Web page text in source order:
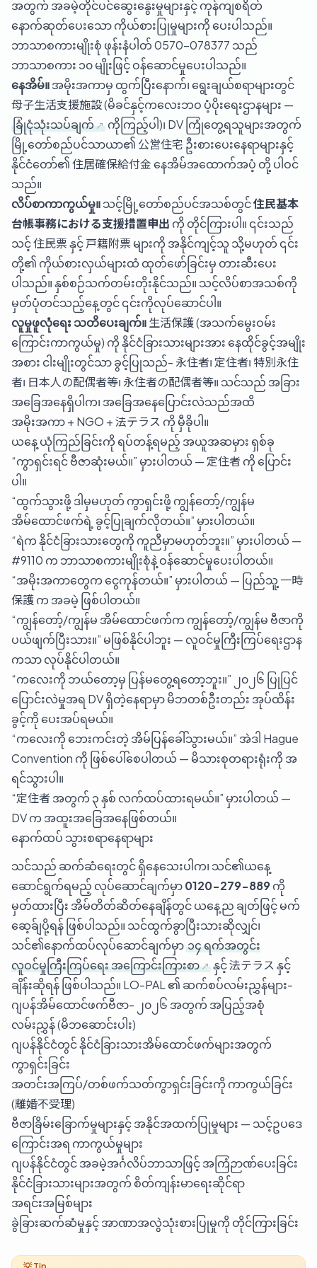
အတွက် အခမဲ့တိုင်ပင်ဆွေးနွေးမှုများနှင့် ကုန်ကျစရိတ်
နောက်ဆုတ်ပေးသော ကိုယ်စားပြုမှုများကို ပေးပါသည်။
ဘာသာစကားမျိုးစုံ ဖုန်းနံပါတ်0570-078377 သည်
ဘာသာစကား ၁၀ မျိုးဖြင့် ဝန်ဆောင်မှုပေးပါသည်။
နေအိမ်။အမိုးအကာမှ ထွက်ပြီးနောက်၊ ရွေးချယ်စရာများတွင်
母子生活支援施設 (မိခင်နှင့်ကလေးဘဝ ပံ့ပိုးရေးဌာနများ —
ခြုံငုံသုံးသပ်ချက်
ကိုကြည့်ပါ)၊ DV ကြုံတွေ့ရသူများအတွက်
မြို့တော်စည်ပင်သာယာ၏ 公営住宅 ဦးစားပေးနေရာများနှင့်
နိုင်ငံတော်၏住居確保給付金 နေအိမ်အထောက်အပံ့ တို့ ပါဝင်
သည်။
လိပ်စာကာကွယ်မှု။သင့်မြို့တော်စည်ပင်အသစ်တွင်住民基本
台帳事務における支援措置申出 ကို တိုင်ကြားပါ။ ၎င်းသည်
သင့် 住民票 နှင့် 戸籍附票 များကို အနိုင်ကျင့်သူ သို့မဟုတ် ၎င်း
တို့၏ ကိုယ်စားလှယ်များထံ ထုတ်ဖော်ခြင်းမှ တားဆီးပေး
ပါသည်။ နှစ်စဉ်သက်တမ်းတိုးနိုင်သည်။ သင့်လိပ်စာအသစ်ကို
မှတ်ပုံတင်သည့်နေ့တွင် ၎င်းကိုလုပ်ဆောင်ပါ။
လူမှုဖူလုံရေး သတိပေးချက်။生活保護 (အသက်မွေးဝမ်း
ကြောင်းကာကွယ်မှု) ကို နိုင်ငံခြားသားများအား နေထိုင်ခွင့်အမျိုး
အစား ငါးမျိုးတွင်သာ ခွင့်ပြုသည်- 永住者၊ 定住者၊ 特別永住
者၊ 日本人の配偶者等၊ 永住者の配偶者等။ သင်သည် အခြား
အခြေအနေရှိပါက၊ အခြေအနေပြောင်းလဲသည်အထိ
အမိုးအကာ + NGO + 法テラス ကို မှီခိုပါ။
ယနေ့ ယုံကြည်ခြင်းကို ရပ်တန့်ရမည့် အယူအဆမှား ရှစ်ခု
“ကွာရှင်းရင် ဗီဇာဆုံးမယ်။” မှားပါတယ် — 定住者 ကို ပြောင်း
ပါ။
“ထွက်သွားဖို့ ဒါမှမဟုတ် ကွာရှင်းဖို့ ကျွန်တော့်/ကျွန်မ
အိမ်ထောင်ဖက်ရဲ့ ခွင့်ပြုချက်လိုတယ်။” မှားပါတယ်။
“ရဲက နိုင်ငံခြားသားတွေကို ကူညီမှာမဟုတ်ဘူး။” မှားပါတယ် —
#9110 က ဘာသာစကားမျိုးစုံနဲ့ ဝန်ဆောင်မှုပေးပါတယ်။
“အမိုးအကာတွေက ငွေကုန်တယ်။” မှားပါတယ် — ပြည်သူ့ 一時
保護 က အခမဲ့ ဖြစ်ပါတယ်။
“ကျွန်တော့်/ကျွန်မ အိမ်ထောင်ဖက်က ကျွန်တော့်/ကျွန်မ ဗီဇာကို
ပယ်ဖျက်ပြီးသား။” မဖြစ်နိုင်ပါဘူး — လူဝင်မှုကြီးကြပ်ရေးဌာန
ကသာ လုပ်နိုင်ပါတယ်။
“ကလေးကို ဘယ်တော့မှ ပြန်မတွေ့ရတော့ဘူး။” ၂၀၂၆ ပြုပြင်
ပြောင်းလဲမှုအရ DV ရှိတဲ့နေရာမှာ မိဘတစ်ဦးတည်း အုပ်ထိန်း
ခွင့်ကို ပေးအပ်ရမယ်။
“ကလေးကို ဘေးကင်းတဲ့ အိမ်ပြန်ခေါ်သွားမယ်။” အဲဒါ Hague
Convention ကို ဖြစ်ပေါ်စေပါတယ် — မိသားစုတရားရုံးကို အ
ရင်သွားပါ။
“定住者 အတွက် ၃ နှစ် လက်ထပ်ထားရမယ်။” မှားပါတယ် —
DV က အထူးအခြေအနေဖြစ်တယ်။
နောက်ထပ် သွားစရာနေရာများ
သင်သည် ဆက်ဆံရေးတွင် ရှိနေသေးပါက၊ သင်၏ယနေ့
ဆောင်ရွက်ရမည့် လုပ်ဆောင်ချက်မှာ0120-279-889ကို
မှတ်ထားပြီး အိမ်တိတ်ဆိတ်နေချိန်တွင် ယနေ့ည ချတ်ဖြင့် မက်
ဆေ့ခ်ျပို့ရန် ဖြစ်ပါသည်။ သင်ထွက်ခွာပြီးသားဆိုလျှင်၊
သင်၏နောက်ထပ်လုပ်ဆောင်ချက်မှာ ၁၄ ရက်အတွင်း
လူဝင်မှုကြီးကြပ်ရေး အကြောင်းကြားစာ
နှင့် 法テラス နှင့်
ချိန်းဆိုရန် ဖြစ်ပါသည်။ LO-PAL ၏ ဆက်စပ်လမ်းညွှန်များ-
ဂျပန်အိမ်ထောင်ဖက်ဗီဇာ- ၂၀၂၆ အတွက် အပြည့်အစုံ
လမ်းညွှန် (မိဘဆောင်းပါး)
ဂျပန်နိုင်ငံတွင် နိုင်ငံခြားသားအိမ်ထောင်ဖက်များအတွက်
ကွာရှင်းခြင်း
အတင်းအကြပ်/တစ်ဖက်သတ်ကွာရှင်းခြင်းကို ကာကွယ်ခြင်း
(離婚不受理)
ဗီဇာခြိမ်းခြောက်မှုများနှင့် အနိုင်အထက်ပြုမှုများ — သင့်ဥပဒေ
ကြောင်းအရ ကာကွယ်မှုများ
ဂျပန်နိုင်ငံတွင် အခမဲ့အင်္ဂလိပ်ဘာသာဖြင့် အကြံဉာဏ်ပေးခြင်း
နိုင်ငံခြားသားများအတွက် စိတ်ကျန်းမာရေးဆိုင်ရာ
အရင်းအမြစ်များ
ခွဲခြားဆက်ဆံမှုနှင့် အာဏာအလွဲသုံးစားပြုမှုကို တိုင်ကြားခြင်း